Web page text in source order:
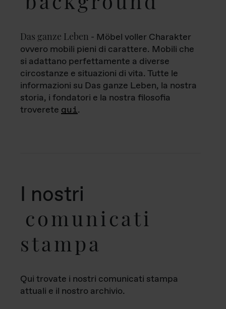
Das ganze Leben - Möbel voller Charakter
ovvero mobili pieni di carattere. Mobili che
si adattano perfettamente a diverse
circostanze e situazioni di vita. Tutte le
informazioni su Das ganze Leben, la nostra
storia, i fondatori e la nostra filosofia
troverete qui.
I nostri
comunicati
stampa
Qui trovate i nostri comunicati stampa
attuali e il nostro archivio.